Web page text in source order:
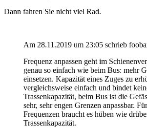
Dann fahren Sie nicht viel Rad.
Am 28.11.2019 um 23:05 schrieb
Frequenz anpassen geht im
genau so einfach wie beim Bus: mehr
einsetzen. Kapazität eines Zuges zu
vergleichsweise einfach und bindet
Trassenkapazität, beim Bus ist die
sehr, sehr engen Grenzen anpassbar.
Frequenzen braucht es hüben wie
Trassenkapazität.